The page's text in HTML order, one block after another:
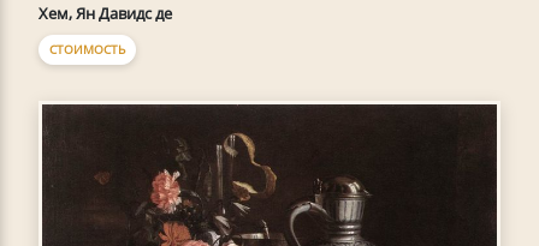
Хем, Ян Давидс де
СТОИМОСТЬ